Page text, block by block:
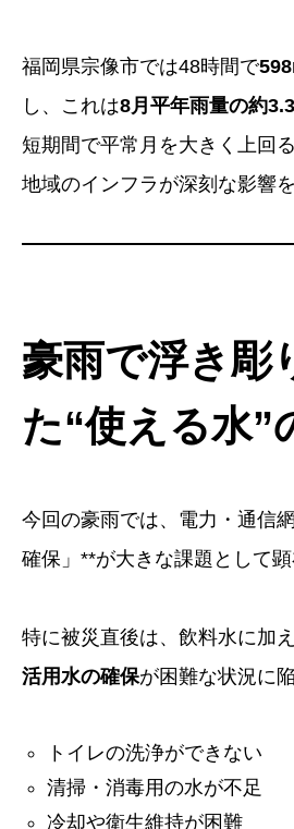
福岡県宗像市では48時間で
し、これは8月平年雨量の約
短期間で平常月を大きく上回
地域のインフラが深刻な影響
豪雨で浮き彫
た“使える水”
今回の豪雨では、電力・通信
確保」**が大きな課題として顕
特に被災直後は、飲料水に加
活用水の確保が困難な状況に
トイレの洗浄ができない
清掃・消毒用の水が不足
冷却や衛生維持が困難